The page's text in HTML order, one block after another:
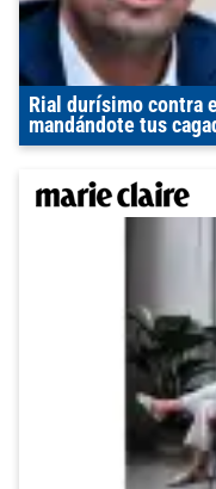
Rial durísimo contra
mandándote tus